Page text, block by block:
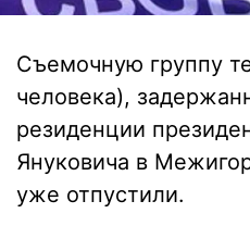
Съемочную группу
человека),
резиденции
Януковича в
уже отпустили.